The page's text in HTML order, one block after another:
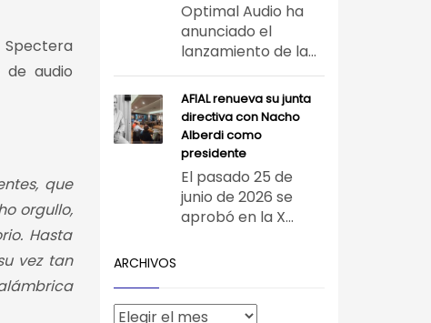
audio
que
orgullo,
Hasta
vez tan
Optimal Audio ha
anunciado el
lanzamiento de la...
AFIAL renueva su junta
directiva con Nacho
Alberdi como
presidente
El pasado 25 de
junio de 2026 se
aprobó en la X...
ARCHIVOS